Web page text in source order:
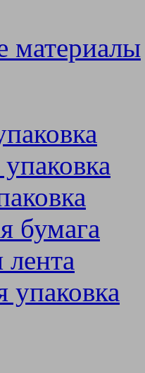
материалы
бумага
упаковка